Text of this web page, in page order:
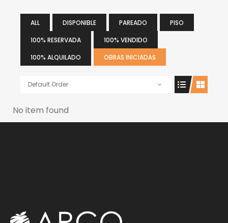
ALL DISPONIBLE PAREADO
PISO
100% RESERVADA
100% VENDIDO
100% ALQUILADO
OBRAS INICIADAS
Default Order
No item found